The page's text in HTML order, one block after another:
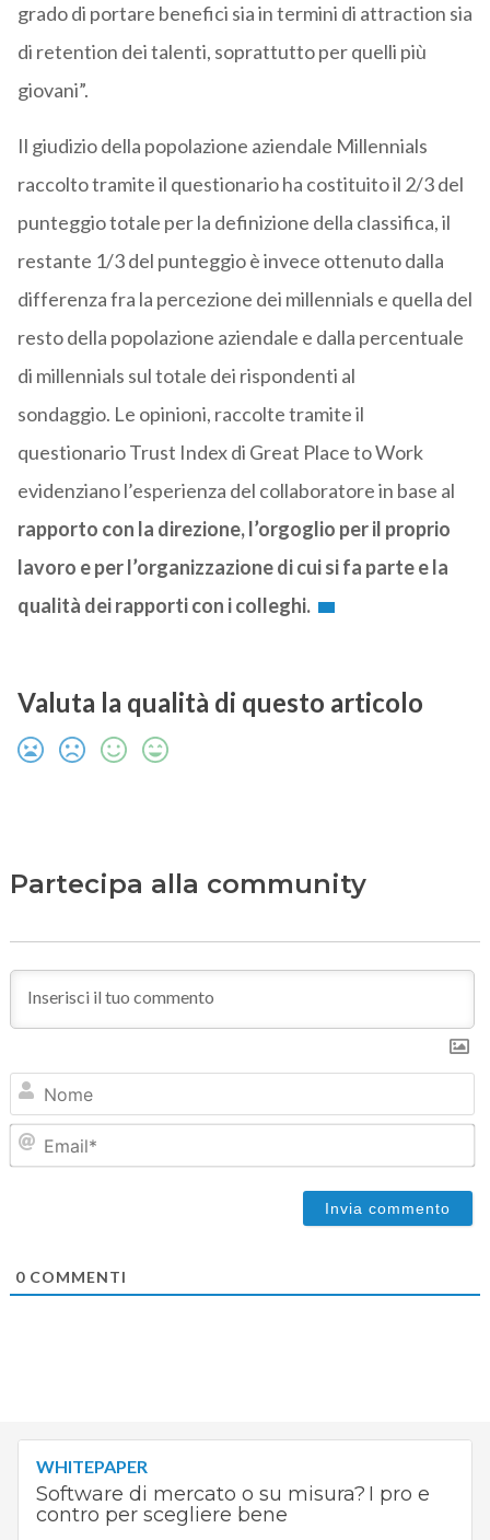
grado di portare benefici sia in termini di attraction sia
di retention dei talenti, soprattutto per quelli più
giovani”.
Il giudizio della popolazione aziendale Millennials
raccolto tramite il questionario ha costituito il 2/3 del
punteggio totale per la definizione della classifica, il
restante 1/3 del punteggio è invece ottenuto dalla
differenza fra la percezione dei millennials e quella del
resto della popolazione aziendale e dalla percentuale
di millennials sul totale dei rispondenti al
sondaggio. Le opinioni, raccolte tramite il
questionario Trust Index di Great Place to Work
evidenziano l’esperienza del collaboratore in base al
rapporto con la direzione, l’orgoglio per il proprio
lavoro e per l’organizzazione di cui si fa parte e la
qualità dei rapporti con i colleghi.
Valuta la qualità di questo articolo
Partecipa alla community
0COMMENTI
WHITEPAPER
Software di mercato o su misura? I pro e
contro per scegliere bene